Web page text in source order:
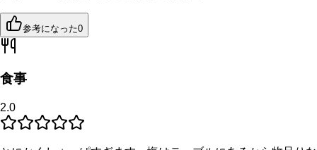
参考になった0
食事
2.0